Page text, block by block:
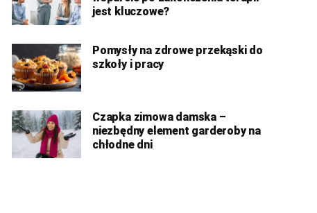
jest kluczowe?
Pomysły na zdrowe przekąski do
szkoły i pracy
Czapka zimowa damska –
niezbędny element garderoby na
chłodne dni